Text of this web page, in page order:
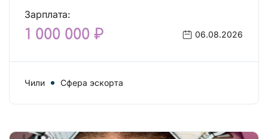
Зарплата:
1 000 000 ₽ 06.08.2026
Чили Сфера эскорта